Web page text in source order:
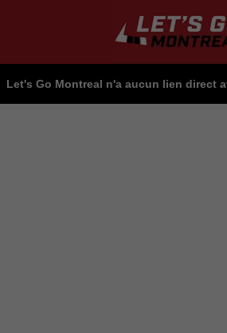
Let's Go Montreal n'a aucun lien direct